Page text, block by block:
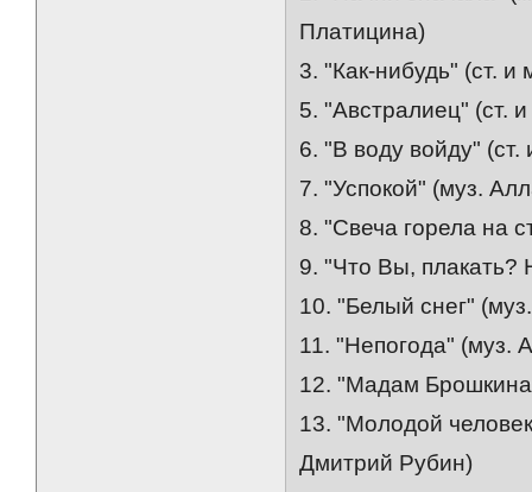
Платицина)
3. "Как-нибудь" (ст.
5. "Австралиец" (ст.
6. "В воду войду"
7. "Успокой" (муз.
8. "Свеча горела на
9. "Что Вы, плакать?
10. "Белый снег"
11. "Непогода" (муз.
12. "Мадам
13. "Молодой
Дмитрий Рубин)